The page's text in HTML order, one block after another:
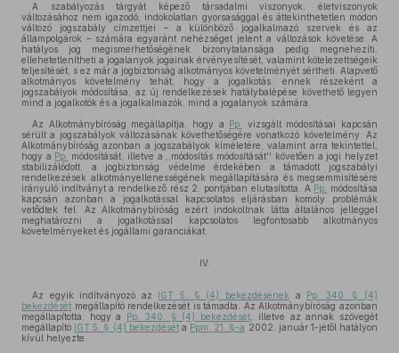
A szabályozás tárgyát képező társadalmi viszonyok, életviszonyok
változásához nem igazodó, indokolatlan gyorsasággal és áttekinthetetlen módon
változó jogszabály címzettjei – a különböző jogalkalmazó szervek és az
állampolgárok – számára egyaránt nehézséget jelent a változások követése. A
hatályos jog megismerhetőségének bizonytalansága pedig megnehezíti,
ellehetetlenítheti a jogalanyok jogainak érvényesítését, valamint kötelezettségeik
teljesítését, s ez már a jogbiztonság alkotmányos követelményét sértheti. Alapvető
alkotmányos követelmény tehát, hogy a jogalkotás, ennek részeként a
jogszabályok módosítása, az új rendelkezések hatálybalépése követhető legyen
mind a jogalkotók és a jogalkalmazók, mind a jogalanyok számára.
Az Alkotmánybíróság megállapítja, hogy a Pp.
vizsgált módosításai kapcsán
sérült a jogszabályok változásának követhetőségére vonatkozó követelmény. Az
Alkotmánybíróság azonban a jogszabályok kíméletére, valamint arra tekintettel,
hogy a Pp.
módosítását, illetve a ,,módosítás módosítását'' követően a jogi helyzet
stabilizálódott, a jogbiztonság védelme érdekében a támadott jogszabályi
rendelkezések alkotmányellenességének megállapítására és megsemmisítésére
irányuló indítványt a rendelkező rész 2. pontjában elutasította. A Pp.
módosítása
kapcsán azonban a jogalkotással kapcsolatos eljárásban komoly problémák
vetődtek fel. Az Alkotmánybíróság ezért indokoltnak látta általános jelleggel
meghatározni a jogalkotással kapcsolatos legfontosabb alkotmányos
követelményeket és jogállami garanciákat.
IV.
Az egyik indítványozó az IGT 5. § (4) bekezdésének a Pp. 340. § (4)
bekezdését megállapító rendelkezését is támadta. Az Alkotmánybíróság azonban
megállapította, hogy a Pp. 340. § (4) bekezdését , illetve az annak szövegét
megállapító IGT 5. § (4) bekezdéséta Ppm. 21. §-a 2002. január 1-jétől hatályon
kívül helyezte.